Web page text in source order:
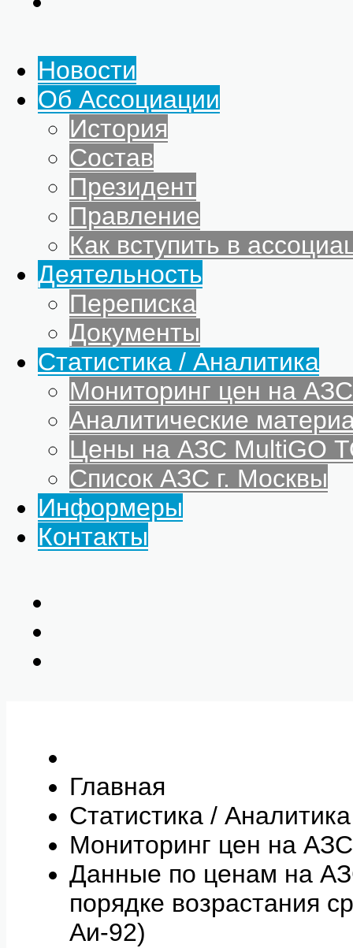
Новости
Об Ассоциации
История
Состав
Президент
Правление
Как вступить в
Деятельность
Переписка
Документы
Статистика / Аналитика
Мониторинг цен на
Аналитические
Цены на АЗС MultiGO
Список АЗС г. Москвы
Информеры
Контакты
Главная
Статистика / Аналитика
Мониторинг цен на
Данные по ценам на
порядке возрастания
Аи-92)